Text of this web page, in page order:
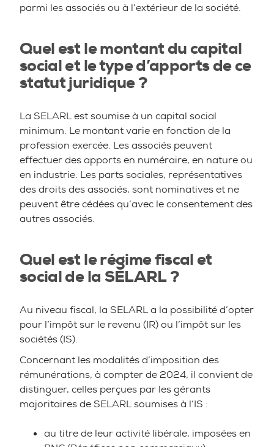
parmi les associés ou à l’extérieur de la société.
Quel est le montant du capital
social et le type d’apports de ce
statut juridique ?
La SELARL est soumise à un capital social
minimum. Le montant varie en fonction de la
profession exercée. Les associés peuvent
effectuer des apports en numéraire, en nature ou
en industrie. Les parts sociales, représentatives
des droits des associés, sont nominatives et ne
peuvent être cédées qu’avec le consentement des
autres associés.
Quel est le régime fiscal et
social de la SELARL ?
Au niveau fiscal, la SELARL a la possibilité d’opter
pour l’impôt sur le revenu (IR) ou l’impôt sur les
sociétés (IS).
Concernant les modalités d’imposition des
rémunérations, à compter de 2024, il convient de
distinguer, celles perçues par les gérants
majoritaires de SELARL soumises à l’IS :
au titre de leur activité libérale, imposées en